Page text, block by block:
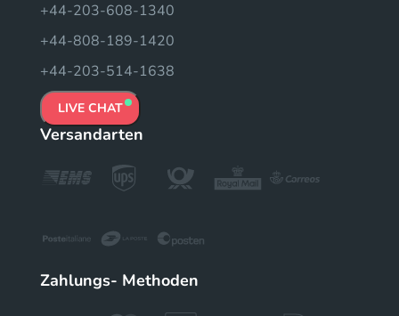
+44-203-608-1340
+44-808-189-1420
+44-203-514-1638
LIVE CHAT
Versandarten
Zahlungs- Methoden